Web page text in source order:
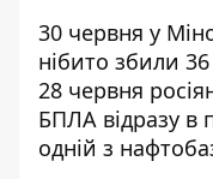
30 червня у
нібито збили
28 червня
БПЛА відразу в
одній з